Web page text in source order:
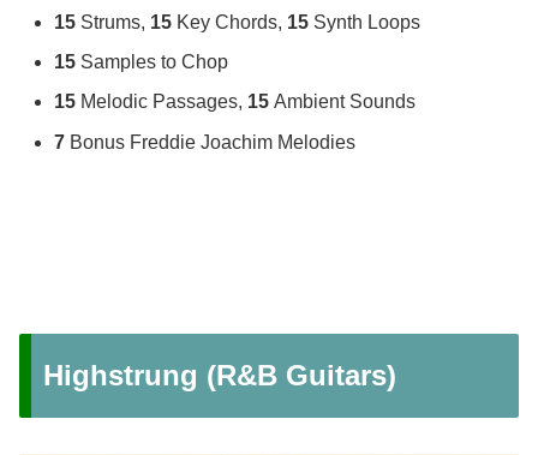
15 Strums, 15 Key Chords, 15 Synth Loops
15 Samples to Chop
15 Melodic Passages, 15 Ambient Sounds
7 Bonus Freddie Joachim Melodies
Highstrung (R&B Guitars)